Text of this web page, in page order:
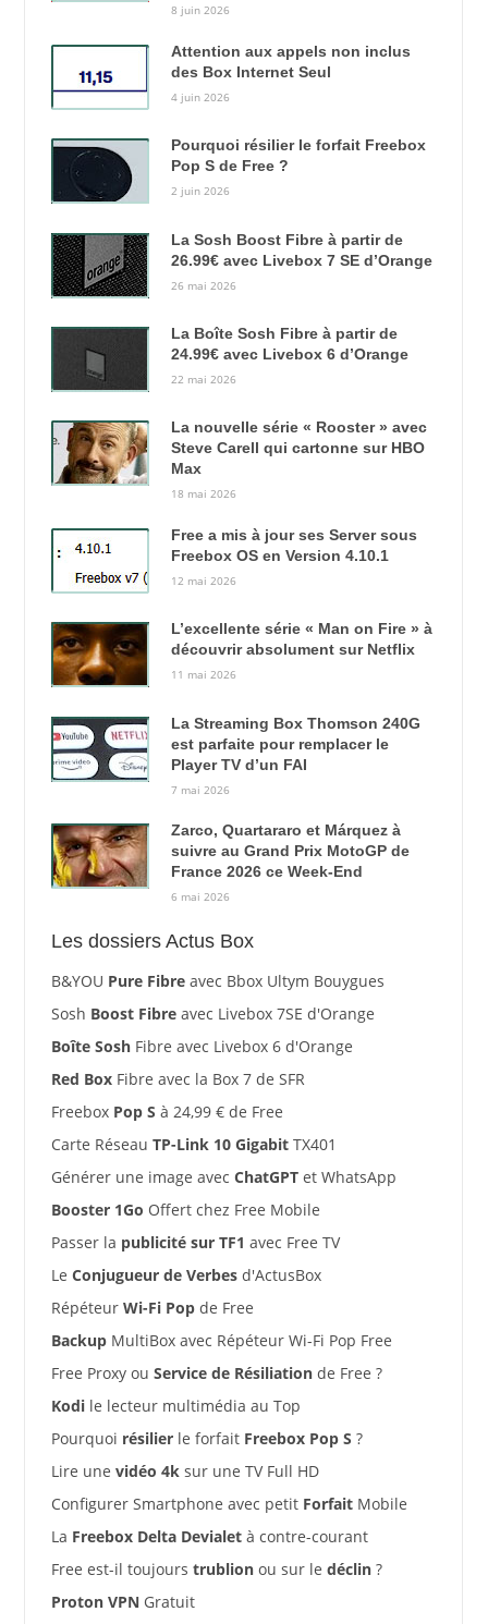
8 juin 2026
Attention aux appels non inclus
des Box Internet Seul
4 juin 2026
Pourquoi résilier le forfait Freebox
Pop S de Free ?
2 juin 2026
La Sosh Boost Fibre à partir de
26.99€ avec Livebox 7 SE d’Orange
26 mai 2026
La Boîte Sosh Fibre à partir de
24.99€ avec Livebox 6 d’Orange
22 mai 2026
La nouvelle série « Rooster » avec
Steve Carell qui cartonne sur HBO
Max
18 mai 2026
Free a mis à jour ses Server sous
Freebox OS en Version 4.10.1
12 mai 2026
L’excellente série « Man on Fire » à
découvrir absolument sur Netflix
11 mai 2026
La Streaming Box Thomson 240G
est parfaite pour remplacer le
Player TV d’un FAI
7 mai 2026
Zarco, Quartararo et Márquez à
suivre au Grand Prix MotoGP de
France 2026 ce Week-End
6 mai 2026
Les dossiers Actus Box
B&YOU Pure Fibreavec Bbox Ultym Bouygues
Sosh Boost Fibreavec Livebox 7SE d'Orange
Boîte SoshFibre avec Livebox 6 d'Orange
Red BoxFibre avec la Box 7 de SFR
Freebox Pop S à 24,99 € de Free
Carte Réseau TP-Link 10 GigabitTX401
Générer une image avec ChatGPTet WhatsApp
Booster 1Go Offert chez Free Mobile
Passer la publicité sur TF1 avec Free TV
Le Conjugueur de Verbesd'ActusBox
Répéteur Wi-Fi Popde Free
BackupMultiBox avec Répéteur Wi-Fi Pop Free
Free Proxy ou Service de Résiliationde Free ?
Kodile lecteur multimédia au Top
Pourquoi résilierle forfait Freebox Pop S ?
Lire une vidéo 4ksur une TV Full HD
Configurer Smartphone avec petit ForfaitMobile
La Freebox Delta Devialetà contre-courant
Free est-il toujours trublionou sur le déclin?
Proton VPN Gratuit